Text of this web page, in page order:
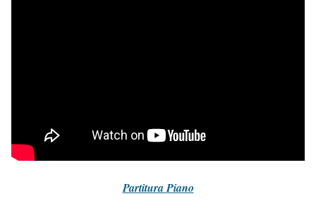
PartituraPiano